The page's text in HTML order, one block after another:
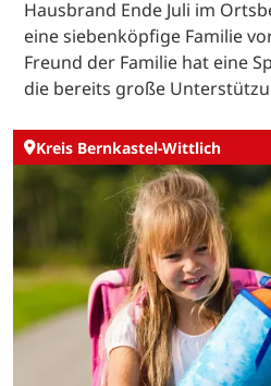
Hausbrand Ende Juli im
eine siebenköpfige Familie
Freund der Familie hat eine
die bereits große
Kreis Bernkastel-Wittlich